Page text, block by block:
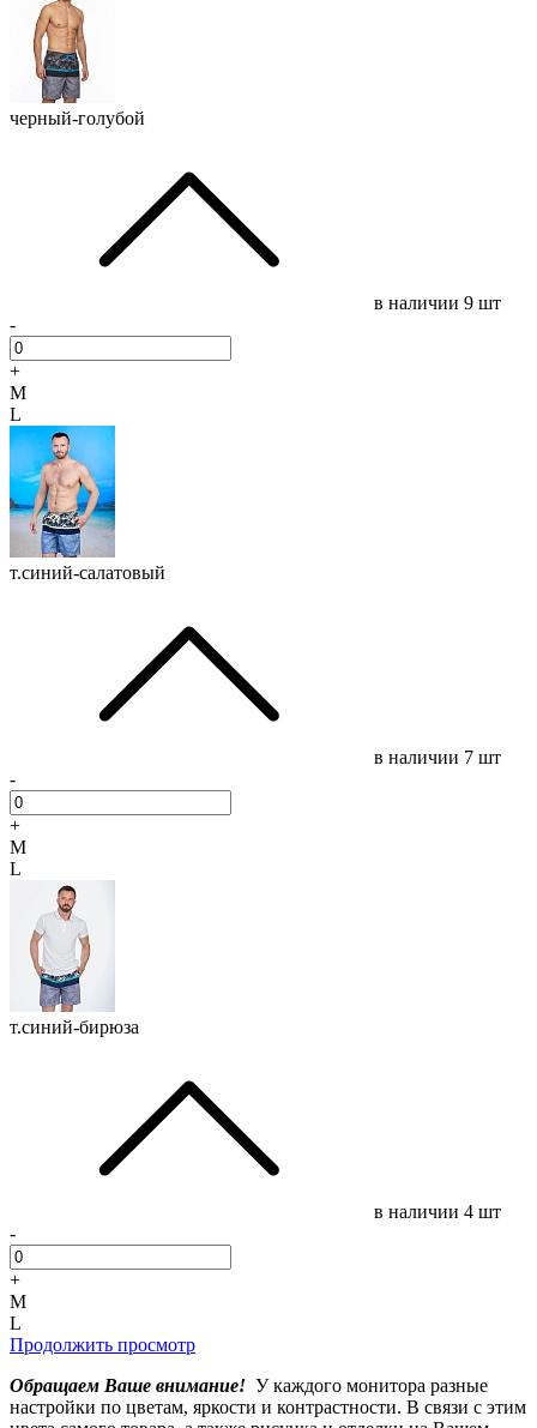
черный-голубой
в наличии 9 шт
-
+
M
L
т.синий-салатовый
в наличии 7 шт
-
+
M
L
т.синий-бирюза
в наличии 4 шт
-
+
M
L
Продолжить просмотр
Обращаем Ваше внимание! У каждого монитора разные
настройки по цветам, яркости и контрастности. В связи с этим